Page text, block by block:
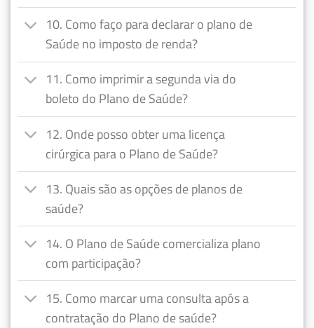
10. Como faço para declarar o plano de
Saúde no imposto de renda?
11. Como imprimir a segunda via do
boleto do Plano de Saúde?
12. Onde posso obter uma licença
cirúrgica para o Plano de Saúde?
13. Quais são as opções de planos de
saúde?
14. O Plano de Saúde comercializa plano
com participação?
15. Como marcar uma consulta após a
contratação do Plano de saúde?